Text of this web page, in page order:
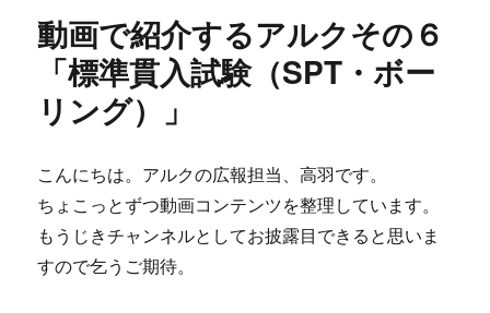
ク
の
地
調
と
地
盤
改
良
動画で紹介するアルクその６
「標準貫入試験（SPT・ボー
リング）」
こんにちは。アルクの広報担当、高羽です。
ちょこっとずつ動画コンテンツを整理しています。
もうじきチャンネルとしてお披露目できると思いま
すので乞うご期待。